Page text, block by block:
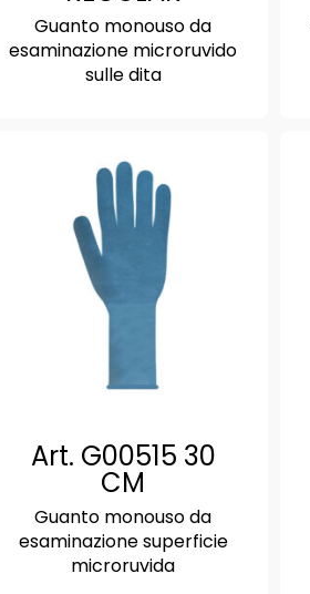
Guanto monouso da
esaminazione microruvido
sulle dita
Art. G00515 30
CM
Guanto monouso da
esaminazione superficie
microruvida